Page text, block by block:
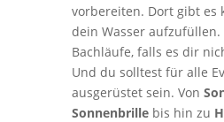
vorbereiten. Dort gibt es
dein Wasser
Bachläufe, falls es dir
Und du solltest für alle
ausgerüstet sein. Von
Sonnenbrillebis hin zu